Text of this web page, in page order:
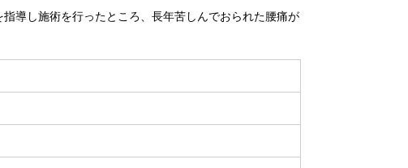
導し施術を行ったところ、長年苦しんでおられた腰痛が